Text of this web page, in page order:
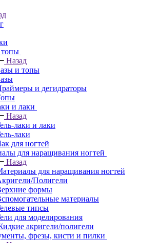
Назад
и топы
и дегидраторы
и лаки
Назад
лаки и лаки
лаки
для ногтей
для наращивания ногтей
Назад
для наращивания ногтей
Полигели
формы
материалы
типсы
для моделирования
акригели/полигели
фрезы, кисти и пилки